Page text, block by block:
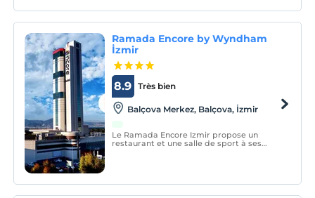
Ramada Encore by Wyndham
İzmir
Très bien
8.9
Balçova Merkez, Balçova, İzmir
Le Ramada Encore Izmir propose un
restaurant et une salle de sport à ses